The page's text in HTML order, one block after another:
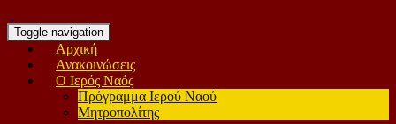
Toggle navigation
Αρχική
Ανακοινώσεις
Ο Ιερός Ναός
Πρόγραμμα Ιερού Ναού
Μητροπολίτης